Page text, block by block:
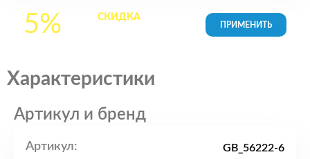
5% СКИДКАна все
Характеристики
Артикул и бренд
Артикул: GB_56222-6